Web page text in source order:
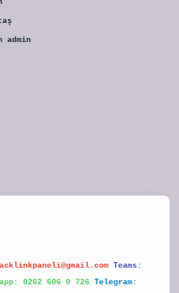
admin
Teams:
0262 606 0 726 Telegram: